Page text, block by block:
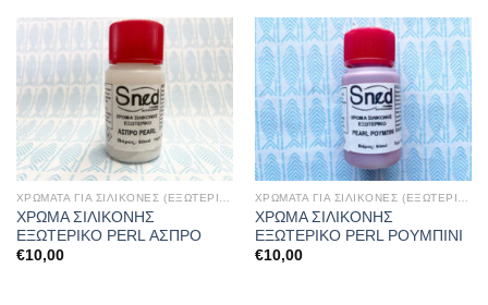
ΧΡΩΜΑΤΑ ΓΙΑ ΣΙΛΙΚΟΝΕΣ (ΕΞΩΤΕΡΙΚΑ)
ΧΡΩΜΑ ΣΙΛΙΚΟΝΗΣ
ΕΞΩΤΕΡΙΚΟ PERL ΑΣΠΡΟ
€10,00
ΧΡΩΜΑΤΑ ΓΙΑ ΣΙΛΙΚΟΝΕΣ (ΕΞΩΤΕΡΙΚΑ)
ΧΡΩΜΑ ΣΙΛΙΚΟΝΗΣ
ΕΞΩΤΕΡΙΚΟ PERL ΡΟΥΜΠΙΝΙ
€10,00